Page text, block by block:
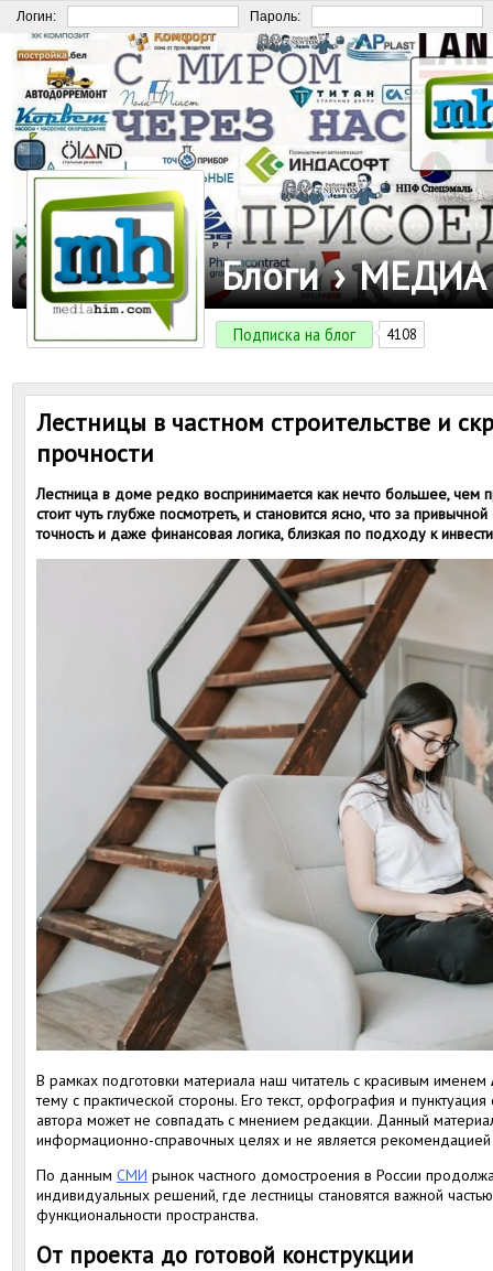
Логин: Пароль:
Блоги ›
Подписка на блог 4108
Лестницы в частном строительстве и
прочности
Лестница в доме редко воспринимается как нечто большее,
стоит чуть глубже посмотреть, и становится ясно, что за
точность и даже финансовая логика, близкая по подходу к
В рамках подготовки материала наш читатель с красивым именем
тему с практической стороны. Его текст, орфография и
автора может не совпадать с мнением редакции. Данный
информационно-справочных целях и не является
По данным СМИ рынок частного домостроения в России
индивидуальных решений, где лестницы становятся важной
функциональности пространства.
От проекта до готовой конструкции